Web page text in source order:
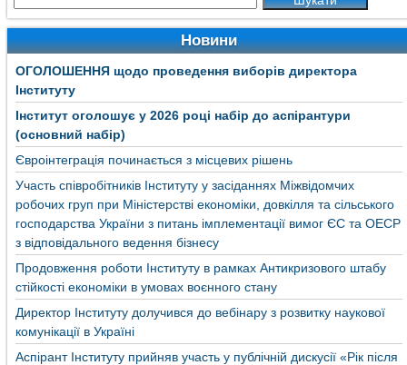
Новини
ОГОЛОШЕННЯ щодо проведення виборів директора
Інституту
Інститут оголошує у 2026 році набір до аспірантури
(основний набір)
Євроінтеграція починається з місцевих рішень
Участь співробітників Інституту у засіданнях Міжвідомчих
робочих груп при Міністерстві економіки, довкілля та сільського
господарства України з питань імплементації вимог ЄС та ОЕСР
з відповідального ведення бізнесу
Продовження роботи Інституту в рамках Антикризового штабу
стійкості економіки в умовах воєнного стану
Директор Інституту долучився до вебінару з розвитку наукової
комунікації в Україні
Аспірант Інституту прийняв участь у публічній дискусії «Рік після